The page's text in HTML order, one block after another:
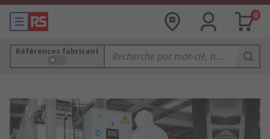
0
Références fabricant